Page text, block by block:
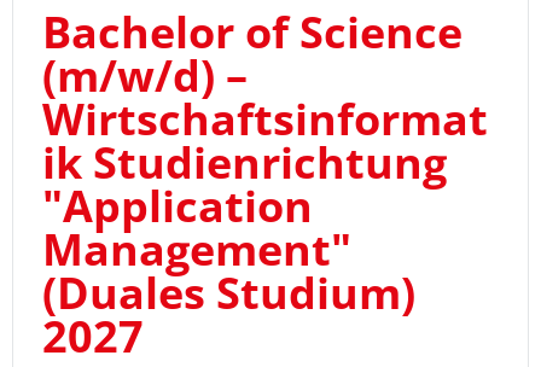
Bachelor of Science
(m/w/d) –
Wirtschaftsinformat
ik Studienrichtung
"Application
Management"
(Duales Studium)
2027